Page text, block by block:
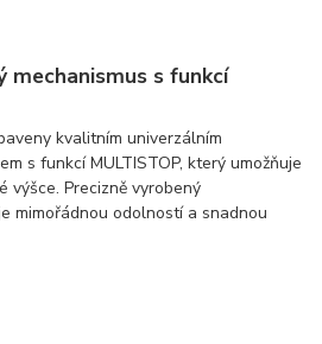
s funkcí
kvalitním univerzálním
s funkcí MULTISTOP, který umožňuje
výšce. Precizně vyrobený
mimořádnou odolností a snadnou